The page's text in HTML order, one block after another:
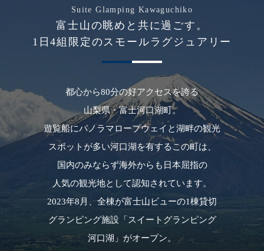
Suite Glamping Kawaguchiko
富士山の眺めと共に過ごす。
1日4組限定のスモールラグジュアリー
都心から80分の好アクセスを誇る
山梨県・富士河口湖町。
遊覧船にパノラマロープウェイと湖畔の観光
スポットが多い河口湖を有するこの町は、
国内のみならず海外からも日本屈指の
人気の観光地として認知されています。
2023年8月、全棟が富士山ビューの1棟貸切
グランピング施設「スイートグランピング
河口湖」がオープン。